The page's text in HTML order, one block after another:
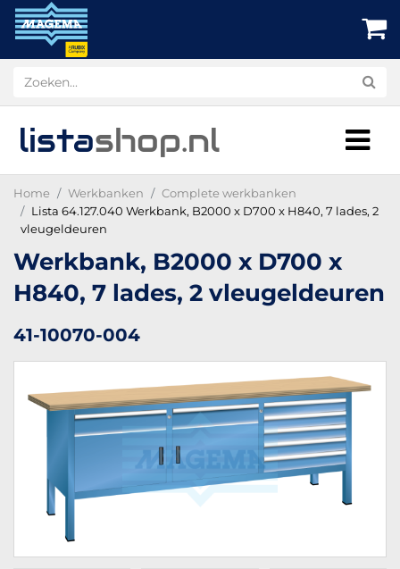
listashop.nl
Home Werkbanken
Complete werkbanken
Lista 64.127.040 Werkbank, B2000 x D700 x H840, 7 lades, 2
vleugeldeuren
Werkbank, B2000 x D700 x
H840, 7 lades, 2 vleugeldeuren
41-10070-004